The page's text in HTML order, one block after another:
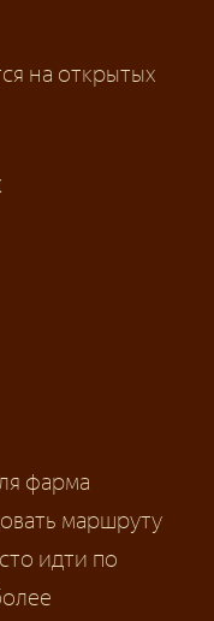
на открытых
фарма
маршруту
идти по